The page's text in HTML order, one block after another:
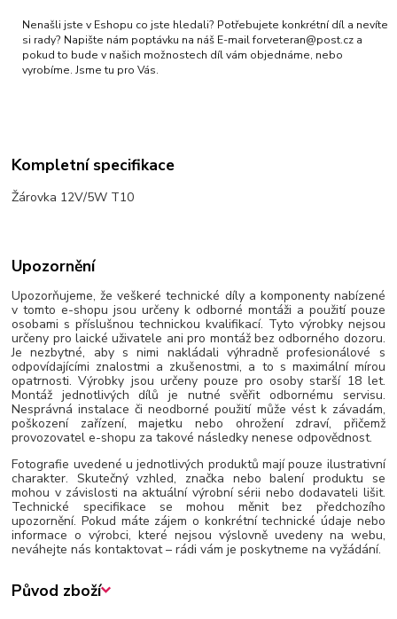
Nenašli jste v Eshopu co jste hledali? Potřebujete konkrétní díl a nevíte
si rady? Napište nám poptávku na náš E-mail forveteran@post.cz a
pokud to bude v našich možnostech díl vám objednáme, nebo
vyrobíme. Jsme tu pro Vás.
Kompletní specifikace
Žárovka 12V/5W T10
Upozornění
Upozorňujeme, že veškeré technické díly a komponenty nabízené
v tomto e-shopu jsou určeny k odborné montáži a použití pouze
osobami s příslušnou technickou kvalifikací. Tyto výrobky nejsou
určeny pro laické uživatele ani pro montáž bez odborného dozoru.
Je nezbytné, aby s nimi nakládali výhradně profesionálové s
odpovídajícími znalostmi a zkušenostmi, a to s maximální mírou
opatrnosti. Výrobky jsou určeny pouze pro osoby starší 18 let.
Montáž jednotlivých dílů je nutné svěřit odbornému servisu.
Nesprávná instalace či neodborné použití může vést k závadám,
poškození zařízení, majetku nebo ohrožení zdraví, přičemž
provozovatel e-shopu za takové následky nenese odpovědnost.
Fotografie uvedené u jednotlivých produktů mají pouze ilustrativní
charakter. Skutečný vzhled, značka nebo balení produktu se
mohou v závislosti na aktuální výrobní sérii nebo dodavateli lišit.
Technické specifikace se mohou měnit bez předchozího
upozornění. Pokud máte zájem o konkrétní technické údaje nebo
informace o výrobci, které nejsou výslovně uvedeny na webu,
neváhejte nás kontaktovat – rádi vám je poskytneme na vyžádání.
Původ zboží